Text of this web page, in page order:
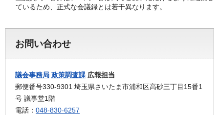
ているため、正式な会議録とは若干異なります。
お問い合わせ
議会事務局 政策調査課 広報担当
郵便番号330-9301 埼玉県さいたま市浦和区高砂三丁目15番1
号 議事堂1階
電話： 048-830-6257